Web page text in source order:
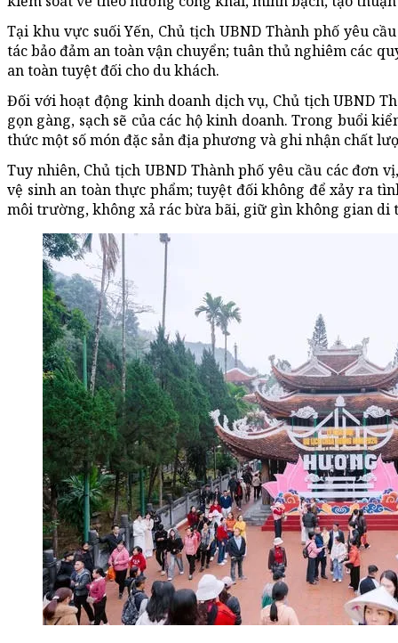
Tại khu vực suối Yến, Chủ tịch UBND Thành phố yêu
tác bảo đảm an toàn vận chuyển; tuân thủ nghiêm các
an toàn tuyệt đối cho du khách.
Đối với hoạt động kinh doanh dịch vụ, Chủ tịch UBND
gọn gàng, sạch sẽ của các hộ kinh doanh. Trong buổi
thức một số món đặc sản địa phương và ghi nhận chất
Tuy nhiên, Chủ tịch UBND Thành phố yêu cầu các đơn
vệ sinh an toàn thực phẩm; tuyệt đối không để xảy ra
môi trường, không xả rác bừa bãi, giữ gìn không gian di